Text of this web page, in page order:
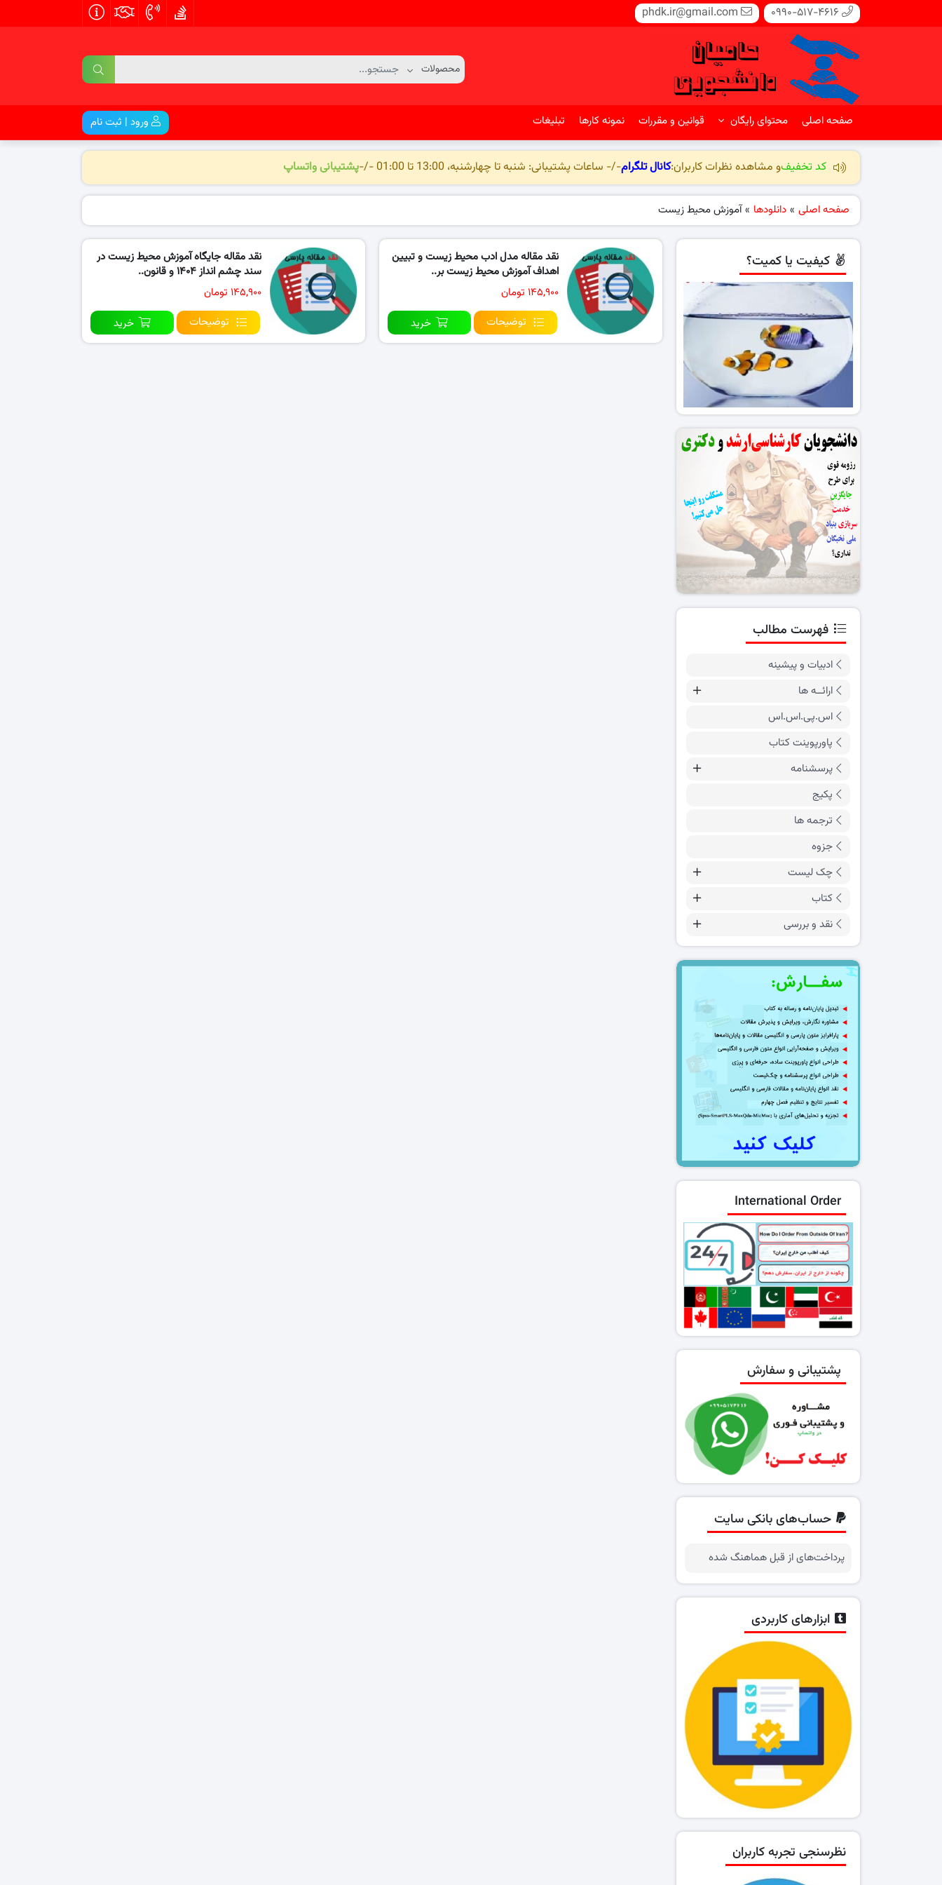
0990-517-4616
phdk.ir@gmail.com
صفحه اصلی محتوای رایگان قوانین و مقررات نمونه کارها تبلیغات ورود | ثبت نام
کد تخفیفو مشاهده نظرات کاربران:کانال تلگرام-/- ساعات پشتیبانی: شنبه تا چهارشنبه، 13:00 تا 01:00 -/- پشتیبانی واتساپ
صفحه اصلی » دانلودها » آموزش محیط زیست
نقد مقاله مدل ادب محیط زیست و تبیین
اهداف آموزش محیط زیست بر..
۱۴۵,۹۰۰ تومان
توضیحات
خرید
نقد مقاله جایگاه آموزش محیط زیست در
سند چشم انداز ۱۴۰۴ و قانون..
۱۴۵,۹۰۰ تومان
توضیحات
خرید
کیفیت یا کمیت؟
فهرست مطالب
ادبیات و پیشینه
ارائــه ها
اس.پی.اس.اس
پاورپوینت کتاب
پرسشنامه
پکیج
ترجمه ها
جزوه
چک لیست
کتاب
نقد و بررسی
International Order
پشتیبانی و سفارش
حساب‌های بانکی سایت
پرداخت‌های از قبل هماهنگ شده
ابزارهای کاربردی
نظرسنجی تجربه کاربران